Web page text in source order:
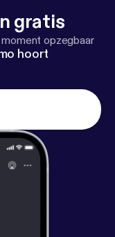
https://red
inteligenciaar
gratis
moment opzegbaar
hoort